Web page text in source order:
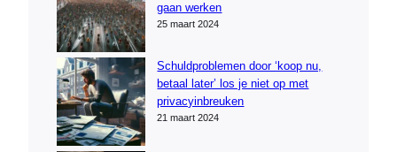
gaan werken
25 maart 2024
Schuldproblemen door ‘koop nu,
betaal later’ los je niet op met
privacyinbreuken
21 maart 2024